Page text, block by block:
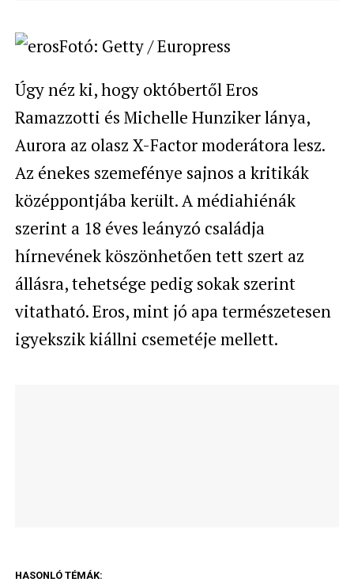
Fotó: Getty / Europress
Úgy néz ki, hogy októbertől Eros
Ramazzotti és Michelle Hunziker lánya,
Aurora az olasz X-Factor moderátora lesz.
Az énekes szemefénye sajnos a kritikák
középpontjába került. A médiahiénák
szerint a 18 éves leányzó családja
hírnevének köszönhetően tett szert az
állásra, tehetsége pedig sokak szerint
vitatható. Eros, mint jó apa természetesen
igyekszik kiállni csemetéje mellett.
HASONLÓ TÉMÁK: